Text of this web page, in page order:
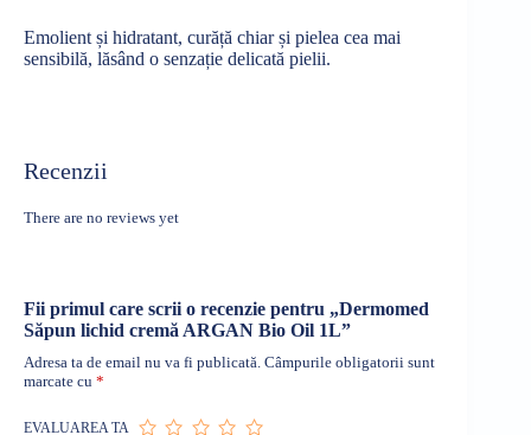
Emolient și hidratant, curăță chiar și pielea cea mai
sensibilă, lăsând o senzație delicată pielii.
Recenzii
There are no reviews yet
Fii primul care scrii o recenzie pentru „Dermomed
Săpun lichid cremă ARGAN Bio Oil 1L”
Adresa ta de email nu va fi publicată. Câmpurile obligatorii sunt
marcate cu *
EVALUAREA TA